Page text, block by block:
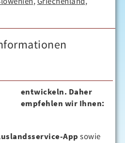
empfehlen wir Ihnen:
App sowie